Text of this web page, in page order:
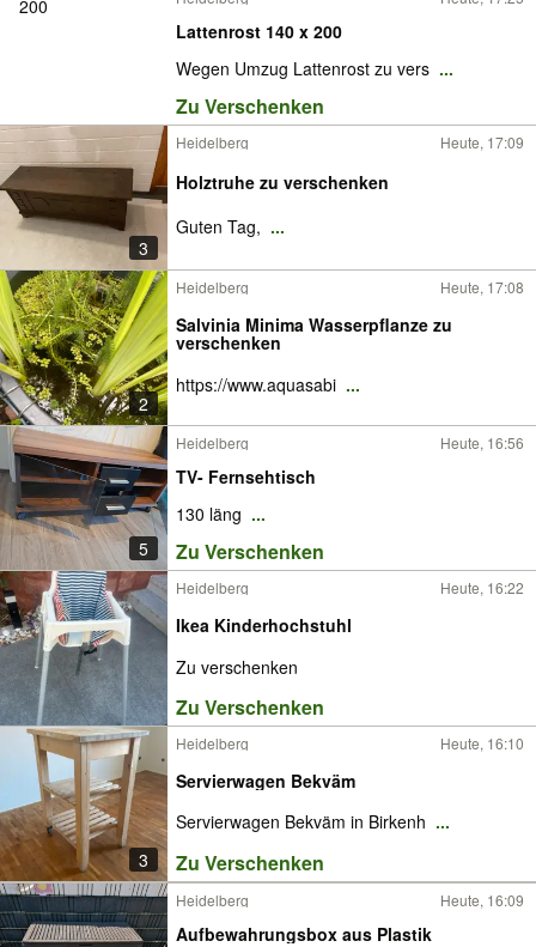
Lattenrost 140 x 200
Wegen Umzug Lattenrost zu vers ...
Zu Verschenken
3
Heidelberg Heute, 17:09
Holztruhe zu verschenken
Guten Tag, ...
2
Heidelberg Heute, 17:08
Salvinia Minima Wasserpflanze zu
verschenken
https://www.aquasabi ...
5
Heidelberg Heute, 16:56
TV- Fernsehtisch
130 läng ...
Zu Verschenken
Heidelberg Heute, 16:22
Ikea Kinderhochstuhl
Zu verschenken
Zu Verschenken
3
Heidelberg Heute, 16:10
Servierwagen Bekväm
Servierwagen Bekväm in Birkenh ...
Zu Verschenken
Heidelberg Heute, 16:09
Aufbewahrungsbox aus Plastik